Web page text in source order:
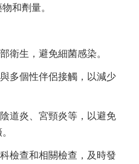
和劑量。
衛生，避免細菌感染。
多個性伴侶接觸，以減少
道炎、宮頸炎等，以避免
檢查和相關檢查，及時發